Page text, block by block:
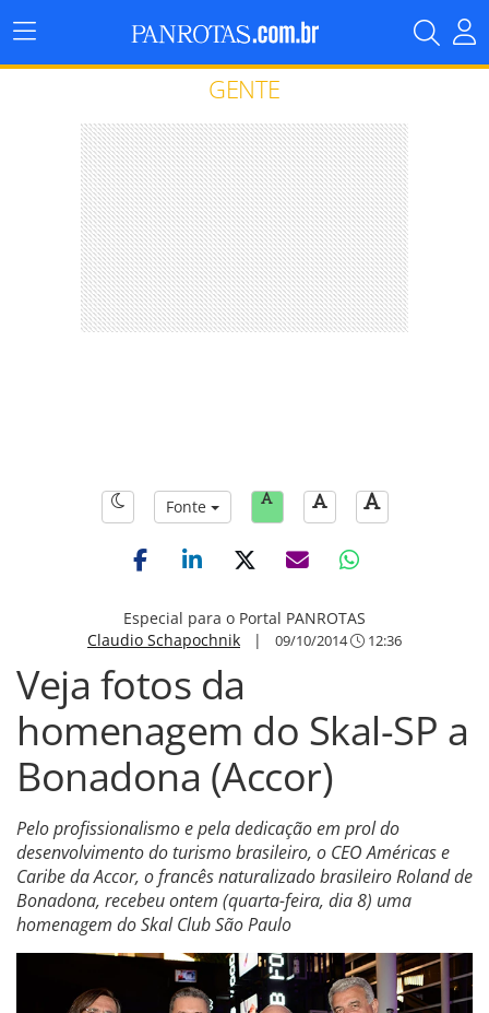
Menu
Principal
GENTE
Fonte
Especial para o Portal PANROTAS
Claudio Schapochnik | 09/10/2014 12:36
Veja fotos da
homenagem do Skal-SP a
Bonadona (Accor)
Pelo profissionalismo e pela dedicação em prol do
desenvolvimento do turismo brasileiro, o CEO Américas e
Caribe da Accor, o francês naturalizado brasileiro Roland de
Bonadona, recebeu ontem (quarta-feira, dia 8) uma
homenagem do Skal Club São Paulo